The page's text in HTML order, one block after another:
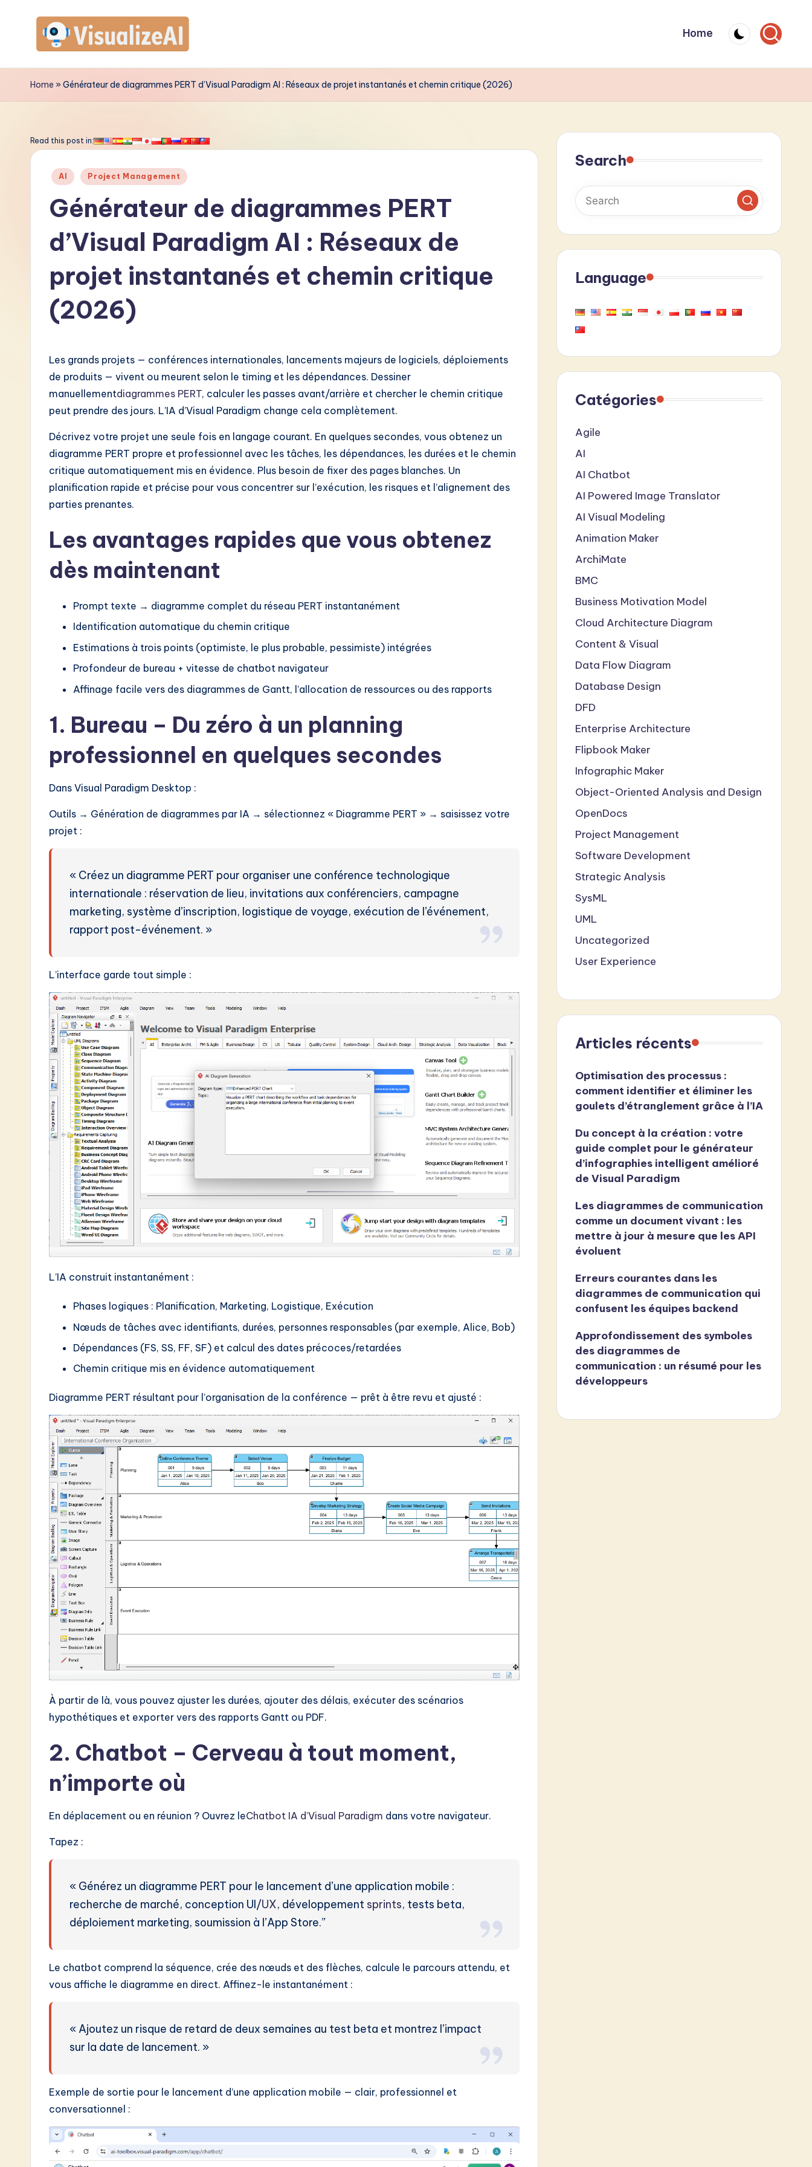
contentV
is
a
w
Home
Home »Générateur de diagrammes PERT d’Visual Paradigm AI : Réseaux de projet instantanés et chemin critique (2026)
Read this post in:
Posted
AI Project Management
Générateur de diagrammes PERT
d’Visual Paradigm AI : Réseaux de
projet instantanés et chemin critique
(2026)
Les grands projets — conférences internationales, lancements majeurs de logiciels, déploiements
de produits — vivent ou meurent selon le timing et les dépendances. Dessiner
manuellementdiagrammes PERT, calculer les passes avant/arrière et chercher le chemin critique
peut prendre des jours. L’IA d’Visual Paradigm change cela complètement.
Décrivez votre projet une seule fois en langage courant. En quelques secondes, vous obtenez un
diagramme PERT propre et professionnel avec les tâches, les dépendances, les durées et le chemin
critique automatiquement mis en évidence. Plus besoin de fixer des pages blanches. Un
planification rapide et précise pour vous concentrer sur l’exécution, les risques et l’alignement des
parties prenantes.
Les avantages rapides que vous obtenez
dès maintenant
Prompt texte → diagramme complet du réseau PERT instantanément
Identification automatique du chemin critique
Estimations à trois points (optimiste, le plus probable, pessimiste) intégrées
Profondeur de bureau + vitesse de chatbot navigateur
Affinage facile vers des diagrammes de Gantt, l’allocation de ressources ou des rapports
1. Bureau – Du zéro à un planning
professionnel en quelques secondes
Dans Visual Paradigm Desktop :
Outils → Génération de diagrammes par IA → sélectionnez « Diagramme PERT » → saisissez votre
projet :
« Créez un diagramme PERT pour organiser une conférence technologique
internationale : réservation de lieu, invitations aux conférenciers, campagne
marketing, système d’inscription, logistique de voyage, exécution de l’événement,
rapport post-événement. »
L’interface garde tout simple :
L’IA construit instantanément :
Phases logiques : Planification, Marketing, Logistique, Exécution
Nœuds de tâches avec identifiants, durées, personnes responsables (par exemple, Alice, Bob)
Dépendances (FS, SS, FF, SF) et calcul des dates précoces/retardées
Chemin critique mis en évidence automatiquement
Diagramme PERT résultant pour l’organisation de la conférence — prêt à être revu et ajusté :
À partir de là, vous pouvez ajuster les durées, ajouter des délais, exécuter des scénarios
hypothétiques et exporter vers des rapports Gantt ou PDF.
2. Chatbot – Cerveau à tout moment,
n’importe où
En déplacement ou en réunion ? Ouvrez leChatbot IA d’Visual Paradigm dans votre navigateur.
Tapez :
« Générez un diagramme PERT pour le lancement d’une application mobile :
recherche de marché, conception UI/UX, développement sprints, tests beta,
déploiement marketing, soumission à l’App Store.”
Le chatbot comprend la séquence, crée des nœuds et des flèches, calcule le parcours attendu, et
vous affiche le diagramme en direct. Affinez-le instantanément :
« Ajoutez un risque de retard de deux semaines au test beta et montrez l’impact
sur la date de lancement. »
Exemple de sortie pour le lancement d’une application mobile — clair, professionnel et
conversationnel :
Search
Language
Catégories
Agile
AI
AI Chatbot
AI Powered Image Translator
AI Visual Modeling
Animation Maker
ArchiMate
BMC
Business Motivation Model
Cloud Architecture Diagram
Content & Visual
Data Flow Diagram
Database Design
DFD
Enterprise Architecture
Flipbook Maker
Infographic Maker
Object-Oriented Analysis and Design
OpenDocs
Project Management
Software Development
Strategic Analysis
SysML
UML
Uncategorized
User Experience
Articles récents
Optimisation des processus :
comment identifier et éliminer les
goulets d’étranglement grâce à l’IA
Du concept à la création : votre
guide complet pour le générateur
d’infographies intelligent amélioré
de Visual Paradigm
Les diagrammes de communication
comme un document vivant : les
mettre à jour à mesure que les API
évoluent
Erreurs courantes dans les
diagrammes de communication qui
confusent les équipes backend
Approfondissement des symboles
des diagrammes de
communication : un résumé pour les
développeurs